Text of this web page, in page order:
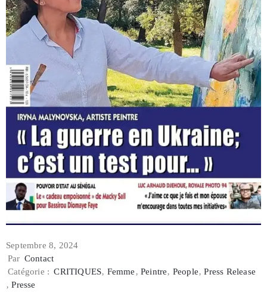
Septembre 8, 2024
Par Contact
Catégorie : CRITIQUES‚ Femme‚Peintre‚ People‚Press Release
‚Presse